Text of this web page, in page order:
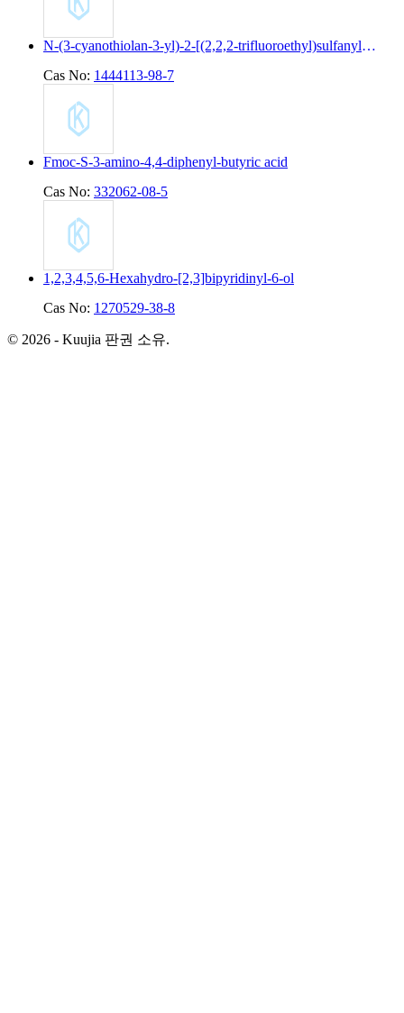
N-(3-cyanothiolan-3-yl)-2-[(2,2,2-trifluoroethyl)sulfanyl]pyridine-4-carboxamide
Cas No: 1444113-98-7
Fmoc-S-3-amino-4,4-diphenyl-butyric acid
Cas No: 332062-08-5
1,2,3,4,5,6-Hexahydro-[2,3]bipyridinyl-6-ol
Cas No: 1270529-38-8
© 2026 - Kuujia 판권 소유.